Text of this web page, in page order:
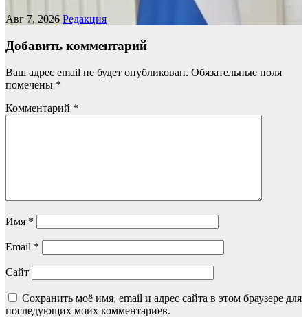
Авг 7, 2026 Редакция
Добавить комментарий
Ваш адрес email не будет опубликован. Обязательные поля
помечены *
Комментарий *
Имя *
Email *
Сайт
Сохранить моё имя, email и адрес сайта в этом браузере для
последующих моих комментариев.